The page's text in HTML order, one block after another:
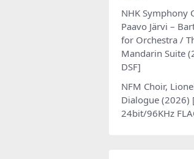
NHK Symphony
Paavo Järvi –
for Orchestra /
Mandarin Suite
DSF]
NFM Choir,
Dialogue (2026)
24bit/96KHz